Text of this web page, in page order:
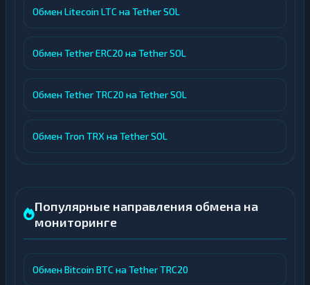
Обмен Litecoin LTC на Tether SOL
Обмен Tether ERC20 на Tether SOL
Обмен Tether TRC20 на Tether SOL
Обмен Tron TRX на Tether SOL
Популярные направления обмена на
мониторинге
Обмен Bitcoin BTC на Tether TRC20